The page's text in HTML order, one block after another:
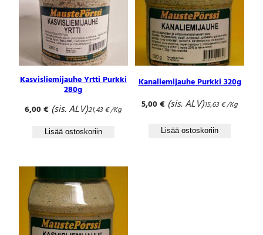
Kasvisliemijauhe Yrtti Purkki
280g
6,00€ (sis. ALV)21,43€/Kg
Lisää ostoskoriin
Kanaliemijauhe Purkki 320g
5,00€ (sis. ALV)15,63€/Kg
Lisää ostoskoriin